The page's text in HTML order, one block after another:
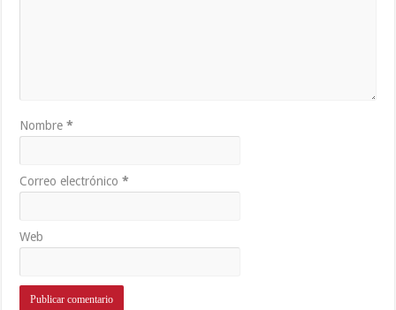
Nombre*
Correo electrónico*
Web